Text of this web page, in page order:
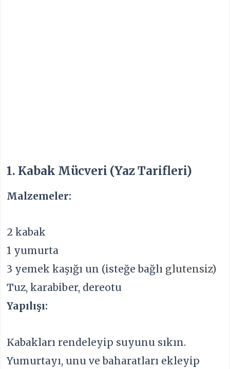
1. Kabak Mücveri (Yaz Tarifleri)
Malzemeler:
2 kabak
1 yumurta
3 yemek kaşığı un (isteğe bağlı glutensiz)
Tuz, karabiber, dereotu
Yapılışı:
Kabakları rendeleyip suyunu sıkın.
Yumurtayı, unu ve baharatları ekleyip